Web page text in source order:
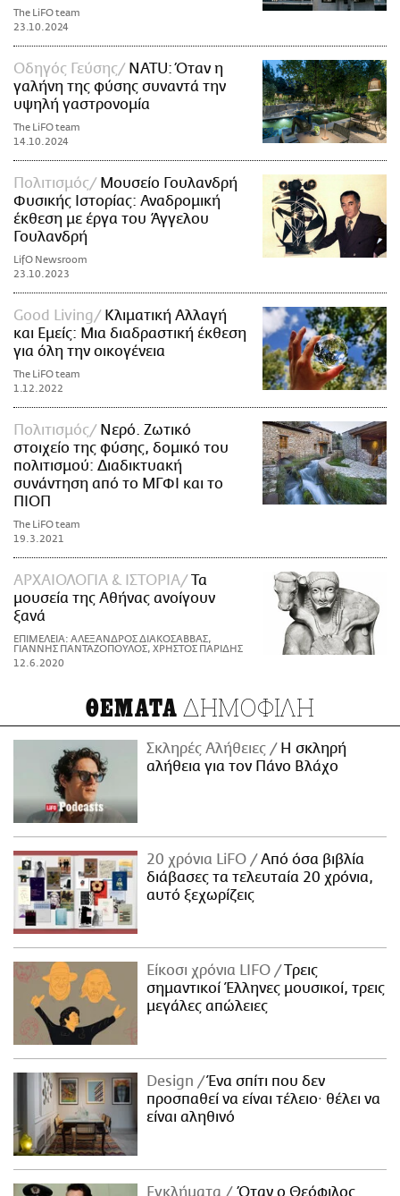
The LiFO team
23.10.2024
Οδηγός Γεύσης
NATU: Όταν η
γαλήνη της φύσης συναντά την
υψηλή γαστρονομία
The LiFO team
14.10.2024
Πολιτισμός
Μουσείο Γουλανδρή
Φυσικής Ιστορίας: Αναδρομική
έκθεση με έργα του Άγγελου
Γουλανδρή
LifO Newsroom
23.10.2023
Good Living
Κλιματική Αλλαγή
και Εμείς: Μια διαδραστική έκθεση
για όλη την οικογένεια
The LiFO team
1.12.2022
Πολιτισμός
Νερό. Ζωτικό
στοιχείο της φύσης, δομικό του
πολιτισμού: Διαδικτυακή
συνάντηση από το ΜΓΦΙ και το
ΠΙΟΠ
The LiFO team
19.3.2021
ΑΡΧΑΙΟΛΟΓΙΑ & ΙΣΤΟΡΙΑ
Τα
μουσεία της Αθήνας ανοίγουν
ξανά
ΕΠΙΜΕΛΕΙΑ: ΑΛΕΞΑΝΔΡΟΣ ΔΙΑΚΟΣΑΒΒΑΣ,
ΓΙΑΝΝΗΣ ΠΑΝΤΑΖΟΠΟΥΛΟΣ, ΧΡΗΣΤΟΣ ΠΑΡΙΔΗΣ
12.6.2020
ΘΕΜΑΤΑ ΔΗΜΟΦΙΛΗ
Σκληρές Αλήθειες
H σκληρή
αλήθεια για τον Πάνο Βλάχο
20 χρόνια LiFO
Από όσα βιβλία
διάβασες τα τελευταία 20 χρόνια,
αυτό ξεχωρίζεις
Είκοσι χρόνια LIFO
Tρεις
σημαντικοί Έλληνες μουσικοί, τρεις
μεγάλες απώλειες
Design
Ένα σπίτι που δεν
προσπαθεί να είναι τέλειο· θέλει να
είναι αληθινό
Εγκλήματα Όταν ο Θεόφιλος